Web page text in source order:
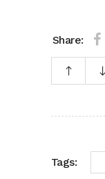
Share:
Tags: